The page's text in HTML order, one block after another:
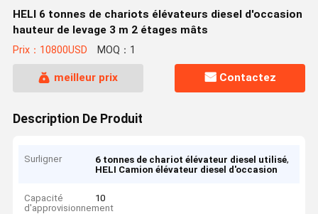
HELI 6 tonnes de chariots élévateurs diesel d'occasion
hauteur de levage 3 m 2 étages mâts
Prix：10800USD MOQ：1
meilleur prix Contactez
Description De Produit
Surligner 6 tonnes de chariot élévateur diesel utilisé,
HELI Camion élévateur diesel d'occasion
Capacité
d'approvisionnement
10